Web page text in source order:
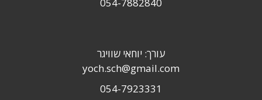
עורך: יוחאי שוויגר
yoch.sch@gmail.com
054-7923331